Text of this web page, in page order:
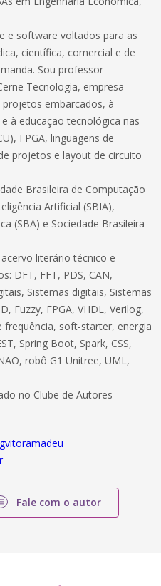
e software voltados para as
científica, comercial e de
Sou professor
Tecnologia, empresa
embarcados, à
à educação tecnológica nas
FPGA, linguagens de
projetos e layout de circuito
Brasileira de Computação
Artificial (SBIA),
(SBA) e Sociedade Brasileira
literário técnico e
DFT, FFT, PDS, CAN,
Sistemas digitais, Sistemas
Fuzzy, FPGA, VHDL, Verilog,
frequência, soft-starter, energia
Spring Boot, Spark, CSS,
robô G1 Unitree, UML,
no Clube de Autores
Fale com o autor